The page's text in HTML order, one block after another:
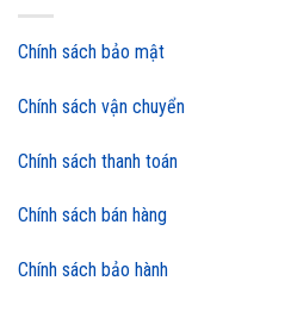
Chính sách bảo mật
Chính sách vận chuyển
Chính sách thanh toán
Chính sách bán hàng
Chính sách bảo hành